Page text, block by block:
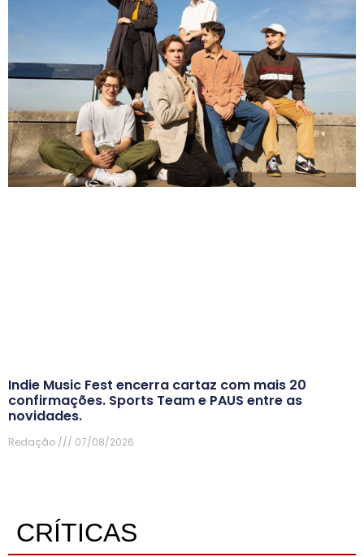
Indie Music Fest encerra cartaz com mais 20
confirmações. Sports Team e PAUS entre as
novidades.
Redação 07/08/2026
CRÍTICAS